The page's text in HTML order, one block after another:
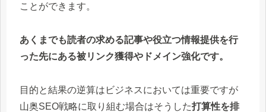
ことができます。
あくまでも読者の求める記事や役立つ情報提供を行
った先にある被リンク獲得やドメイン強化です。
目的と結果の逆算はビジネスにおいては重要ですが
山奥SEO戦略に取り組む場合はそうした打算性を排